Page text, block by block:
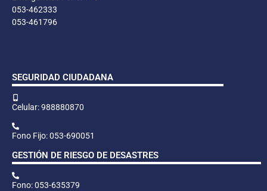
053-462333
053-461796
SEGURIDAD CIUDADANA
Celular: 988880870
Fono Fijo: 053-690051
GESTIÓN DE RIESGO DE DESASTRES
Fono: 053-635379